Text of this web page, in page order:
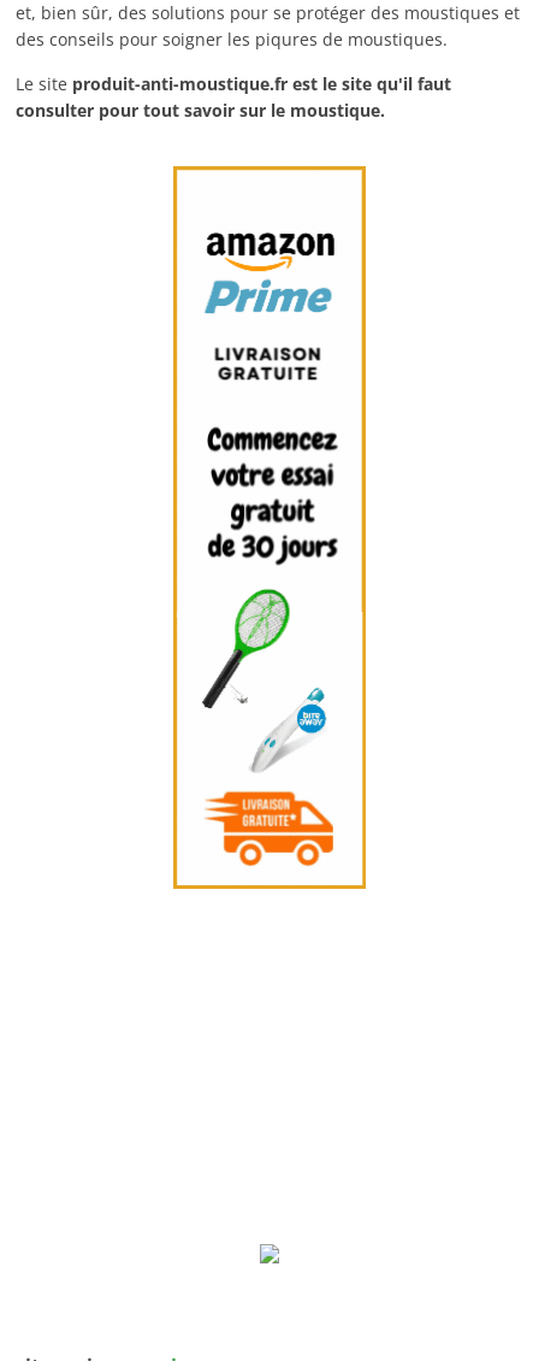
et, bien sûr, des solutions pour se protéger des moustiques et
des conseils pour soigner les piqures de moustiques.
Le site produit-anti-moustique.fr est le site qu'il faut
consulter pour tout savoir sur le moustique.